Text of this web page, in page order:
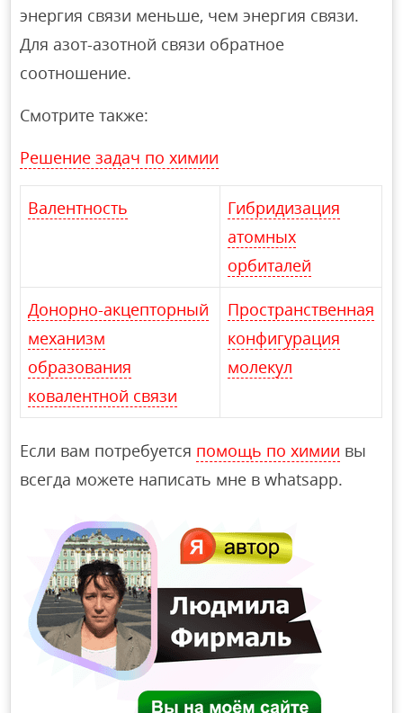
энергия связи меньше, чем энергия связи.
Для азот-азотной связи обратное
соотношение.
Смотрите также:
Решение задач по химии
Валентность
Гибридизация
атомных
орбиталей
Донорно-акцепторный
механизм
образования
ковалентной связи
Пространственная
конфигурация
молекул
Если вам потребуется помощь по химии вы
всегда можете написать мне в whatsapp.